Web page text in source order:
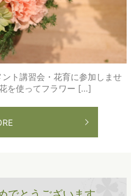
ト講習会・花育に参加しませ
を使ってフラワー […]